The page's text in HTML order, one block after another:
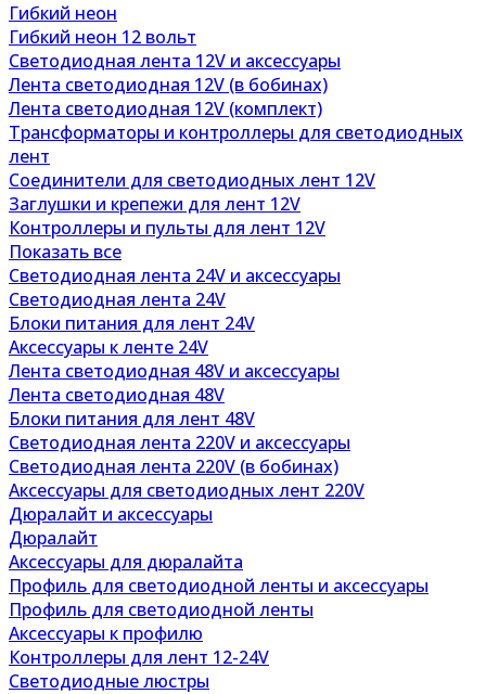
Гибкий неон
Гибкий неон 12 вольт
Светодиодная лента 12V и аксессуары
Лента светодиодная 12V (в бобинах)
Лента светодиодная 12V (комплект)
Трансформаторы и контроллеры для светодиодных
лент
Соединители для светодиодных лент 12V
Заглушки и крепежи для лент 12V
Контроллеры и пульты для лент 12V
Показать все
Светодиодная лента 24V и аксессуары
Светодиодная лента 24V
Блоки питания для лент 24V
Аксессуары к ленте 24V
Лента светодиодная 48V и аксессуары
Лента светодиодная 48V
Блоки питания для лент 48V
Светодиодная лента 220V и аксессуары
Светодиодная лента 220V (в бобинах)
Аксессуары для светодиодных лент 220V
Дюралайт и аксессуары
Дюралайт
Аксессуары для дюралайта
Профиль для светодиодной ленты и аксессуары
Профиль для светодиодной ленты
Аксессуары к профилю
Контроллеры для лент 12-24V
Светодиодные люстры